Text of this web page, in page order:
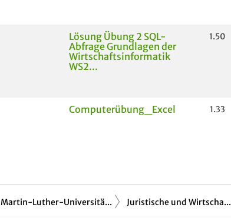
Lösung Übung 2 SQL-
Abfrage Grundlagen der
Wirtschaftsinformatik
WS2...
1.50
Computerübung_Excel 1.33
Martin-Luther-Universitä... Juristische und Wirtscha...